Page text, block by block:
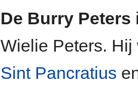
De Burry Peters
Wielie Peters.
Sint Pancratius